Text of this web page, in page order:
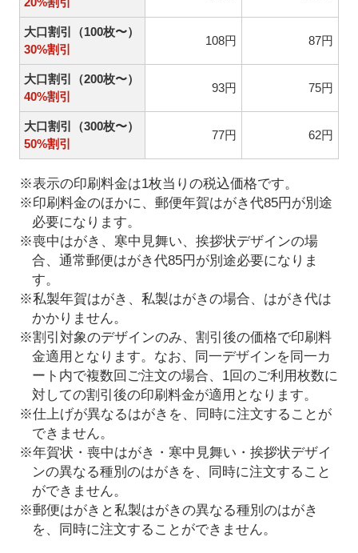
大口割引（100枚〜）
30%割引
108円 87円
大口割引（200枚〜）
40%割引
93円 75円
大口割引（300枚〜）
50%割引
77円 62円
※表示の印刷料金は1枚当りの税込価格です。
※印刷料金のほかに、郵便年賀はがき代85円が別途
必要になります。
※喪中はがき、寒中見舞い、挨拶状デザインの場
合、通常郵便はがき代85円が別途必要になりま
す。
※私製年賀はがき、私製はがきの場合、はがき代は
かかりません。
※割引対象のデザインのみ、割引後の価格で印刷料
金適用となります。なお、同一デザインを同一カ
ート内で複数回ご注文の場合、1回のご利用枚数に
対しての割引後の印刷料金が適用となります。
※仕上げが異なるはがきを、同時に注文することが
できません。
※年賀状・喪中はがき・寒中見舞い・挨拶状デザイ
ンの異なる種別のはがきを、同時に注文すること
ができません。
※郵便はがきと私製はがきの異なる種別のはがき
を、同時に注文することができません。